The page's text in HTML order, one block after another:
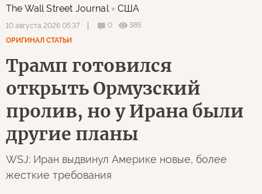
The Wall Street Journal США
10 августа 2026 05:37 0
385
ОРИГИНАЛ СТАТЬИ
Трамп готовился
открыть Ормузский
пролив, но у Ирана были
другие планы
WSJ: Иран выдвинул Америке новые, более
жесткие требования